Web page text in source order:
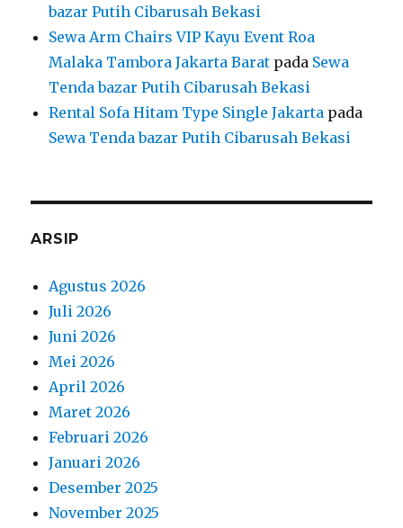
bazar Putih Cibarusah Bekasi
Sewa Arm Chairs VIP Kayu Event Roa
Malaka Tambora Jakarta Barat pada Sewa
Tenda bazar Putih Cibarusah Bekasi
Rental Sofa Hitam Type Single Jakarta pada
Sewa Tenda bazar Putih Cibarusah Bekasi
ARSIP
Agustus 2026
Juli 2026
Juni 2026
Mei 2026
April 2026
Maret 2026
Februari 2026
Januari 2026
Desember 2025
November 2025